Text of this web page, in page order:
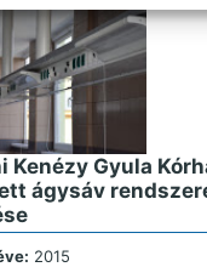
Kenézy Gyula
ágysáv
2015